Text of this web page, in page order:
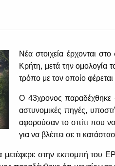
Νέα στοιχεία έρχονται
Κρήτη, μετά την ομολογία
τρόπο με τον οποίο
Ο 43χρονος παραδέχθηκε
αστυνομικές πηγές,
αφορούσαν το σπίτι που
για να βλέπει σε τι
στην εκπομπή του